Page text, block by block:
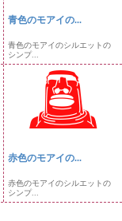
青色のモアイの...
青色のモアイのシルエットの
シンプ...
赤色のモアイの...
赤色のモアイのシルエットの
シンプ...